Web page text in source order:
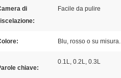
di
Facile da pulire
Blu, rosso o su misura.
chiave:
0.1L, 0.2L, 0.3L